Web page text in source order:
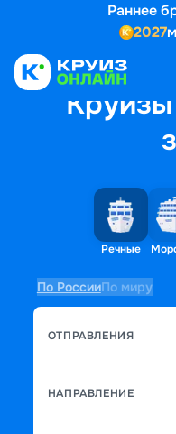
Раннее
2027
Речные
По РоссииПо миру
ОТПРАВЛЕНИЯ
НАПРАВЛЕНИЕ